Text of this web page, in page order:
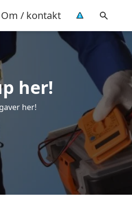
Om / kontakt
her!
her!